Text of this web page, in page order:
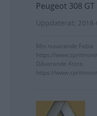
Peugeot 308 GT
Uppdaterat:
Min nuvarande Fabia
https://
Dåvarande Astra
https://